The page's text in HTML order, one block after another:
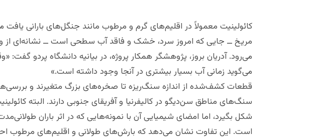
کائولینیت معمولاً در اقلیم‌های گرم و مرطوب مانند جنگل‌های بارانی
مریخ ــ جایی که امروز سرد، خشک و فاقد آب سطحی است ــ نشانه‌ای از
می‌رود. آدریان بروز، پژوهشگر همکار پروژه، در بیانیه دانشگاه پردو گفت:
می‌گوید زمانی آب بسیار بیشتری در آنجا وجود داشته است.»
قطعات کشف‌شده از اندازه سنگ‌ریزه تا صخره‌های بزرگ متغیرند و
سنگ‌های مناطق سن‌دیگو در کالیفرنیا و آفریقای جنوبی دارند. البته
شکل بگیرد، اما امضای شیمیایی آن با نمونه‌هایی که در اثر باران
است. این تفاوت نشان می‌دهد که بارش‌های طولانی و اقلیم‌های مرطوب